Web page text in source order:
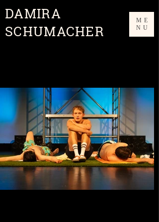
DAMIRA
SCHUMACHER
ME
NU